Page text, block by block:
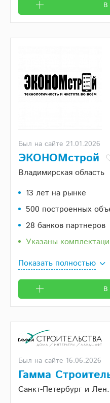
В
Был на сайте 21.01.2026
ЭКОНОМстрой
Владимирская область
13 лет на рынке
500 построенных
28 банков партнеров
Указаны
Показать полностью
В
Был на сайте 16.06.2026
Гамма
Санкт-Петербург и